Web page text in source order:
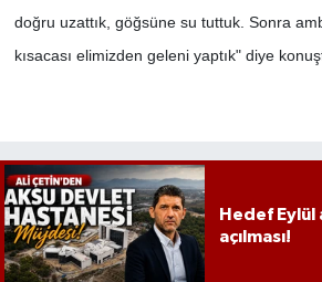
doğru uzattık, göğsüne su tuttuk. Sonra
kısacası elimizden geleni yaptık" diye
Hedef Eylül
açılması!